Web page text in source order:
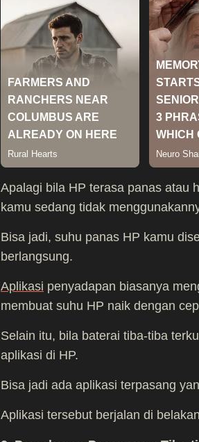
Apalagi bila HP terasa panas atau
kamu sedang tidak
Bisa jadi, suhu panas HP kamu
berlangsung.
Aplikasi penyadapan biasanya
membuat suhu HP naik dengan
Selain itu, bila baterai tiba-tiba
aplikasi di HP.
Bisa jadi ada aplikasi terpasang
Aplikasi tersebut berjalan di